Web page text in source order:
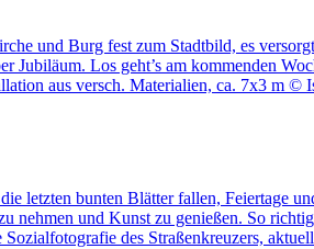
und Burg fest zum Stadtbild, es
Jubiläum. Los geht’s am kommenden
bunten Blätter fallen, Feiertage
nehmen und Kunst zu genießen. So
des Straßenkreuzers,